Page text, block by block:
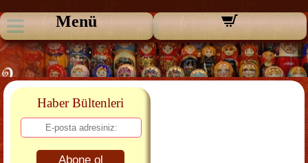
Menü
Haber Bültenleri
Abone ol